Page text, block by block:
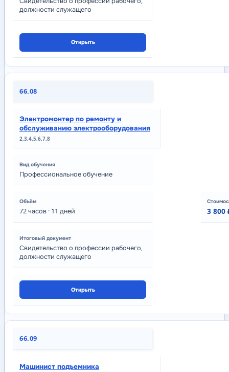
должности служащего
Открыть
66.08
Электромонтер по ремонту и
обслуживанию электрооборудования
2,3,4,5,6,7,8
Профессиональное обучение
72часов · 11 дней
Свидетельство о профессии рабочего,
должности служащего
3 800
Открыть
66.09
Машинист подъемника